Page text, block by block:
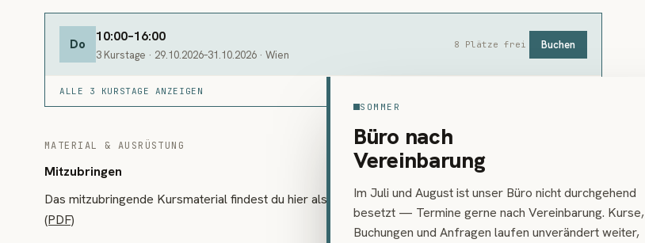
SOMMER
Büro nach
Vereinbarung
Im Juli und August ist unser Büro nicht durchgehend
besetzt — Termine gerne nach Vereinbarung. Kurse,
Buchungen und Anfragen laufen unverändert weiter,
Do
10:00–16:00
3 Kurstage · 29.10.2026–31.10.2026 · Wien
8 Plätze frei Buchen
ALLE 3 KURSTAGE ANZEIGEN
MATERIAL & AUSRÜSTUNG
Mitzubringen
Das mitzubringende Kursmaterial findest du hier als PDF-Download:Materialliste
(PDF)